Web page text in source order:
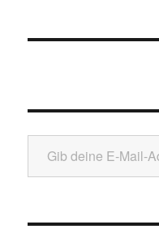
Gib deine E-Mail-Adresse ein ...